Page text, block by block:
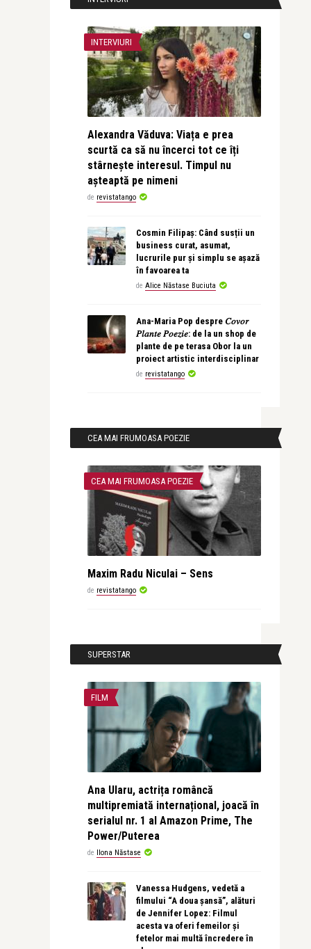
INTERVIURI
Alexandra Văduva: Viața e prea
scurtă ca să nu încerci tot ce îți
stârnește interesul. Timpul nu
așteaptă pe nimeni
de revistatango
Cosmin Filipaș: Când susții un
business curat, asumat,
lucrurile pur și simplu se așază
în favoarea ta
de Alice Năstase Buciuta
Ana-Maria Pop despre 𝐶𝑜𝑣𝑜𝑟
𝑃𝑙𝑎𝑛𝑡𝑒 𝑃𝑜𝑒𝑧𝑖𝑒: de la un shop de
plante de pe terasa Obor la un
proiect artistic interdisciplinar
de revistatango
CEA MAI FRUMOASA POEZIE
CEA MAI FRUMOASA POEZIE
Maxim Radu Niculai – Sens
de revistatango
SUPERSTAR
FILM
Ana Ularu, actrița româncă
multipremiată internațional, joacă în
serialul nr. 1 al Amazon Prime, The
Power/Puterea
de Ilona Năstase
Vanessa Hudgens, vedetă a
filmului “A doua șansă”, alături
de Jennifer Lopez: Filmul
acesta va oferi femeilor și
fetelor mai multă încredere în